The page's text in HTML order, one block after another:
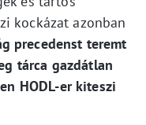
kockázat azonban
precedenst teremt
tárca gazdátlan
HODL-er kiteszi